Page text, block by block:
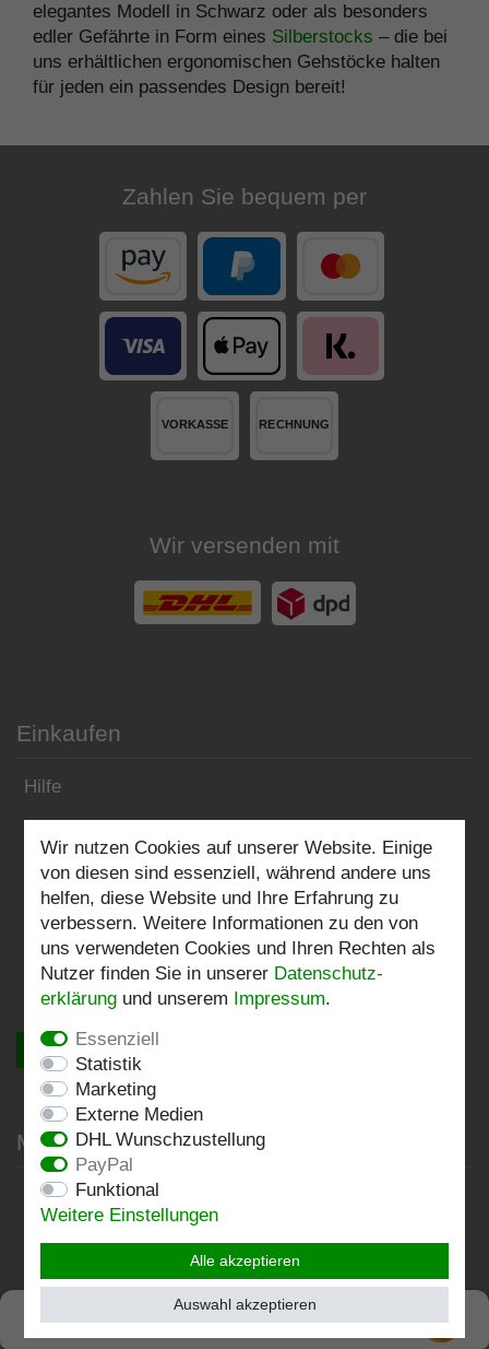
elegantes Modell in Schwarz oder als besonders
edler Gefährte in Form eines Silberstocks – die bei
uns erhältlichen ergonomischen Gehstöcke halten
für jeden ein passendes Design bereit!
Zahlen Sie bequem per
Wir versenden mit
Einkaufen
Hilfe
Zahlungsarten
Versandarten & -kosten
Widerrufsrecht
Warenkorb
Zur Kasse
Vertrag widerrufen
Mein Konto
Registrieren
Wir nutzen Cookies auf unserer Website. Einige
von diesen sind essenziell, während andere uns
helfen, diese Website und Ihre Erfahrung zu
verbessern. Weitere Informationen zu den von
uns verwendeten Cookies und Ihren Rechten als
Nutzer finden Sie in unserer Daten­schutz­
erklärung und unserem Impressum.
Essenziell
Statistik
Marketing
Externe Medien
DHL Wunschzustellung
PayPal
Funktional
Weitere Einstellungen
Alle akzeptieren
Auswahl akzeptieren
SEHR GUT